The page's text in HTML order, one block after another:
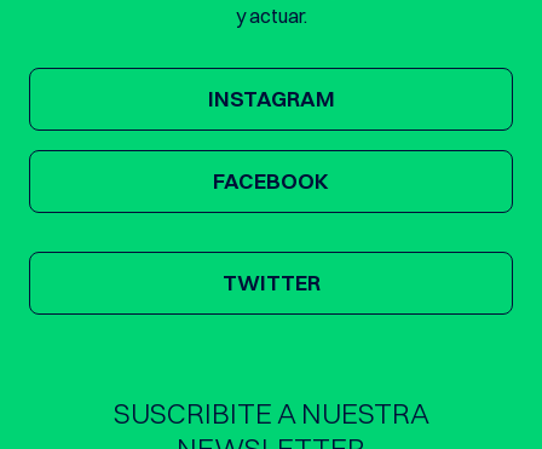
y actuar.
INSTAGRAM
FACEBOOK
TWITTER
SUSCRIBITE A NUESTRA